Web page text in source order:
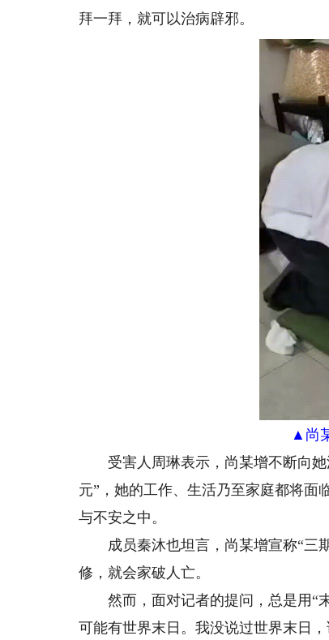
拜一拜，就可以治病辟邪。
▲尚
受害人周琳表示，尚某增不断向她
元”，她的工作、生活乃至家庭都将面
与不安之中。
成员秦沐也坦言，尚某增宣称“三期
修，就会家破人亡。
然而，面对记者的提问，总是用“末
可能有世界末日。我没说过世界末日